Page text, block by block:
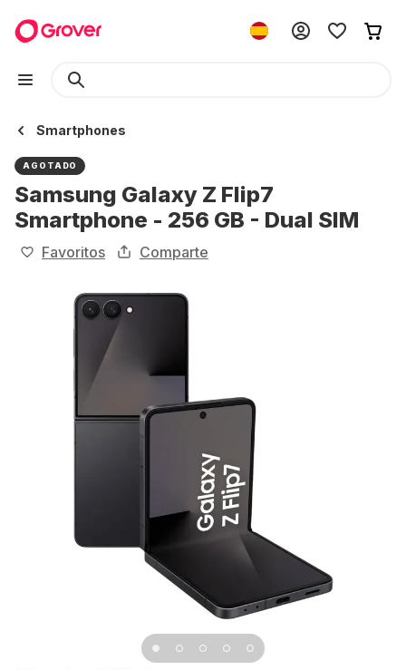
Smartphones
AGOTADO
Samsung Galaxy Z Flip7
Smartphone - 256 GB - Dual SIM
Favoritos Comparte